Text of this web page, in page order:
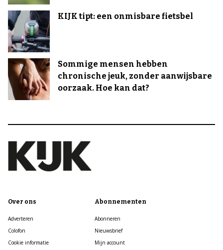
KIJK tipt: een onmisbare fietsbel
Sommige mensen hebben
chronische jeuk, zonder aanwijsbare
oorzaak. Hoe kan dat?
Over ons
Adverteren
Colofon
Cookie informatie
Abonnementen
Abonneren
Nieuwsbrief
Mijn account